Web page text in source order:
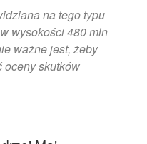
na tego typu
wysokości 480 mln
ważne jest, żeby
oceny skutków